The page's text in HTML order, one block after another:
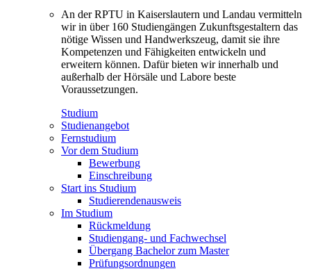
An der RPTU in Kaiserslautern und Landau vermitteln
wir in über 160 Studiengängen Zukunftsgestaltern das
nötige Wissen und Handwerkszeug, damit sie ihre
Kompetenzen und Fähigkeiten entwickeln und
erweitern können. Dafür bieten wir innerhalb und
außerhalb der Hörsäle und Labore beste
Voraussetzungen.
Studium
Studienangebot
Fernstudium
Vor dem Studium
Bewerbung
Einschreibung
Start ins Studium
Studierendenausweis
Im Studium
Rückmeldung
Studiengang- und Fachwechsel
Übergang Bachelor zum Master
Prüfungsordnungen